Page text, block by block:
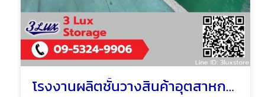
โรงงานผลิตชั้นวางสินค้าอุตสาหกรรม Made to order